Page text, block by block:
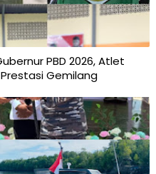
PBD 2026, Atlet
Gemilang